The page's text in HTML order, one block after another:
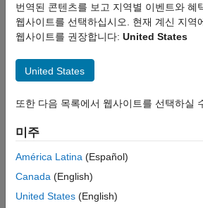
Calculating
gradient of
a matrix -
too many
outputs...
Not sure
why?
Lepage
번역된 콘텐츠를 보고 지역별 이벤트와 혜
웹사이트를 선택하십시오. 현재 계신 지역
웹사이트를 권장합니다: United States
United States
또한 다음 목록에서 웹사이트를 선택하실
미주
América Latina (Español)
Canada (English)
United States (English)